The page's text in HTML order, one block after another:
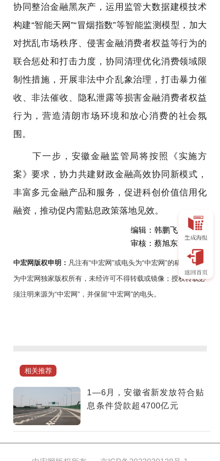
协同整治金融黑灰产，运用监管大数据建模技术
构建“智能天网”“冒烟指数”等智能监测模型，加大
对扰乱市场秩序、侵害金融消费者权益等行为的
联合惩处和打击力度，协同清理优化消费领域限
制性措施，开展非法中介乱象治理，打击暴力催
收、非法催收、隐私泄露等损害金融消费者权益
行为，营造清朗市场环境和放心消费的社会氛
围。
下一步，安徽金融监管局将按照《实施方
案》要求，协力共建财政金融高效协同新模式，
丰富多元金融产品和服务，促进科创价值信用化
融资，推动促内需贴息政策落地见效。
编辑：韩鹏飞
审核：蔡旭东
中宏网版权申明： 凡注有“中宏网”或电头为“中宏网”的稿件，均
为中宏网独家版权所有，未经许可不得转载或镜像；授权转载必
须注明来源为“中宏网”，并保留“中宏网”的电头。
安
省
发
放
相关推荐
1—6月，安徽省新发放符合贴
息条件贷款超4700亿元